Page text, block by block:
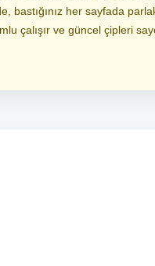
her sayfada
çalışır ve güncel çipleri